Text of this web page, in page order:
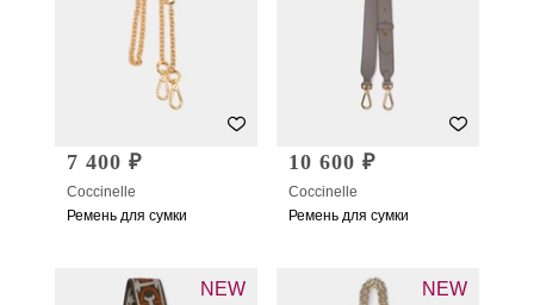
7 400 ₽
Coccinelle
Ремень для сумки
10 600 ₽
Coccinelle
Ремень для сумки
NEW NEW